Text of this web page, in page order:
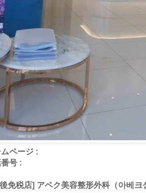
ページ :
号 :
免税店] アベク美容整形外科（아베크